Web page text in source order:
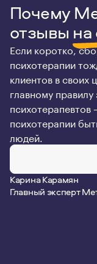
Почему
отзывы
Если коротко,
психотерапии
клиентов в своих
главному
психотерапии
людей.
Карина Карамян
Главный эксперт